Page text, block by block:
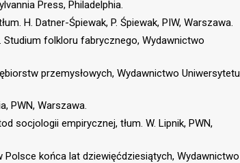
Press, Philadelphia.
H. Datner-Śpiewak, P. Śpiewak, PIW, Warszawa.
Studium folkloru fabrycznego, Wydawnictwo
przemysłowych, Wydawnictwo Uniwersytetu
PWN, Warszawa.
socjologii empirycznej, tłum. W. Lipnik, PWN,
Polsce końca lat dziewięćdziesiątych, Wydawnictwo